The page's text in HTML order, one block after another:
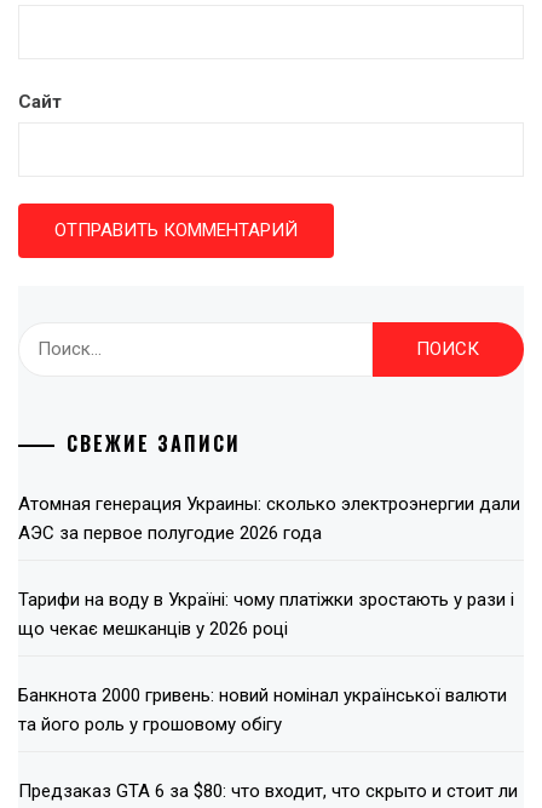
Сайт
СВЕЖИЕ ЗАПИСИ
Атомная генерация Украины: сколько электроэнергии дали
АЭС за первое полугодие 2026 года
Тарифи на воду в Україні: чому платіжки зростають у рази і
що чекає мешканців у 2026 році
Банкнота 2000 гривень: новий номінал української валюти
та його роль у грошовому обігу
Предзаказ GTA 6 за $80: что входит, что скрыто и стоит ли